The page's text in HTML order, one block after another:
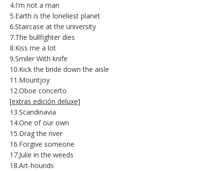
4.I'm not a man
5.Earth is the loneliest planet
6.Staircase at the university
7.The bullfighter dies
8.Kiss me a lot
9.Smiler With knife
10.Kick the bride down the aisle
11.Mountjoy
12.Oboe concerto
[extras edición deluxe]
13.Scandinavia
14.One of our own
15.Drag the river
16.Forgive someone
17.Julie in the weeds
18.Art-hounds